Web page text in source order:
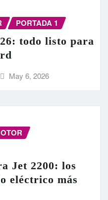
PORTADA 1
todo listo para
May 6, 2026
Jet 2200: los
eléctrico más